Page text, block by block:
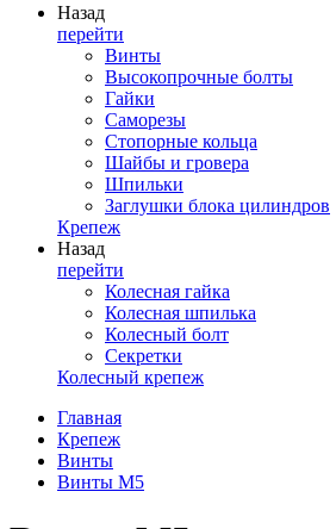
Назад
перейти
Винты
Высокопрочные болты
Гайки
Саморезы
Стопорные кольца
Шайбы и гровера
Шпильки
Заглушки блока цилиндров
Крепеж
Назад
перейти
Колесная гайка
Колесная шпилька
Колесный болт
Секретки
Колесный крепеж
Главная
Крепеж
Винты
Винты М5